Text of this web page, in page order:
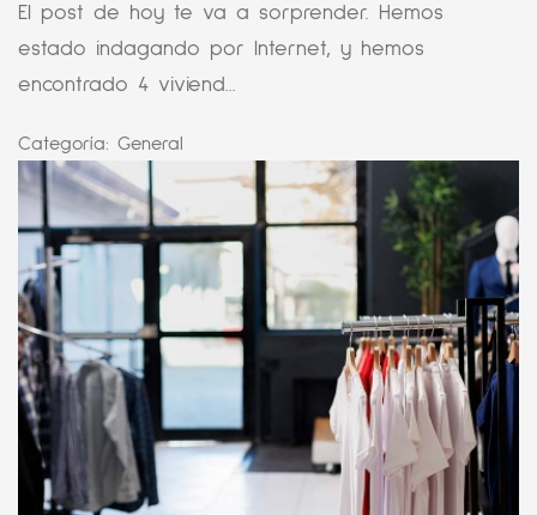
El post de hoy te va a sorprender. Hemos
estado indagando por Internet, y hemos
encontrado 4 viviend...
Categoría: General